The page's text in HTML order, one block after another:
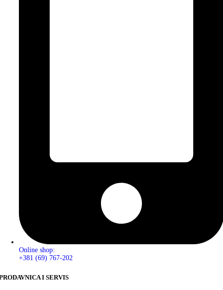
Online shop:
+381 (69) 767-202
I SERVIS